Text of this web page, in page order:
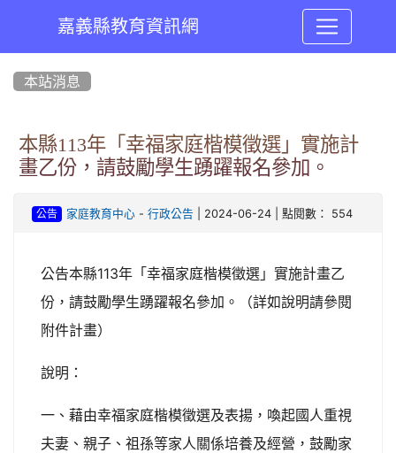
嘉義縣教育資訊網
本站消息
本縣113年「幸福家庭楷模徵選」實施計
畫乙份，請鼓勵學生踴躍報名參加。
公告 家庭教育中心- 行政公告 | 2024-06-24 | 點閱數： 554
公告本縣113年「幸福家庭楷模徵選」實施計畫乙
份，請鼓勵學生踴躍報名參加。（詳如說明請參閱
附件計畫）
說明：
一、藉由幸福家庭楷模徵選及表揚，喚起國人重視
夫妻、親子、祖孫等家人關係培養及經營，鼓勵家